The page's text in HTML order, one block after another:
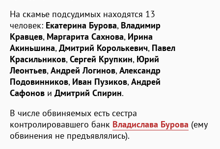
На скамье подсудимых находятся 13
человек: Екатерина Бурова, Владимир
Кравцев, Маргарита Сахнова, Ирина
Акиньшина, Дмитрий Королькевич, Павел
Красильников, Сергей Крупкин, Юрий
Леонтьев, Андрей Логинов, Александр
Подовинников, Иван Пузиков, Андрей
Сафонов и Дмитрий Спирин.
В числе обвиняемых есть сестра
контролировавшего банк Владислава Бурова (ему
обвинения не предъявлялись).